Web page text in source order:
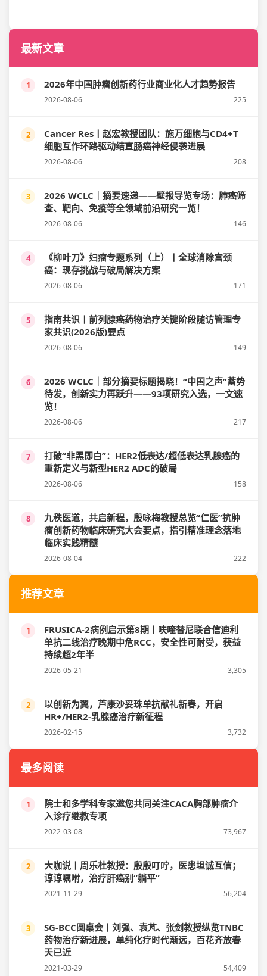
最新文章
1 2026年中国肿瘤创新药行业商业化人才趋势报告
2026-08-06 225
2
Cancer Res丨赵宏教授团队：施万细胞与CD4+T
细胞互作环路驱动结直肠癌神经侵袭进展
2026-08-06 208
3
2026 WCLC｜摘要速递——壁报导览专场：肺癌筛
查、靶向、免疫等全领域前沿研究一览！
2026-08-06 146
4
《柳叶刀》妇瘤专题系列（上）丨全球消除宫颈
癌：现存挑战与破局解决方案
2026-08-06 171
5
指南共识丨前列腺癌药物治疗关键阶段随访管理专
家共识(2026版)要点
2026-08-06 149
6
2026 WCLC｜部分摘要标题揭晓！“中国之声”蓄势
待发，创新实力再跃升——93项研究入选，一文速
览！
2026-08-06 217
7
打破“非黑即白”：HER2低表达/超低表达乳腺癌的
重新定义与新型HER2 ADC的破局
2026-08-06 158
8
九秩医道，共启新程，殷咏梅教授总览“仁医”抗肿
瘤创新药物临床研究大会要点，指引精准理念落地
临床实践精髓
2026-08-04 222
推荐文章
1
FRUSICA-2病例启示第8期丨呋喹替尼联合信迪利
单抗二线治疗晚期中危RCC，安全性可耐受，获益
持续超2年半
2026-05-21 3,305
2
以创新为翼，芦康沙妥珠单抗献礼新春，开启
HR+/HER2-乳腺癌治疗新征程
2026-02-15 3,732
最多阅读
1
院士和多学科专家邀您共同关注CACA胸部肿瘤介
入诊疗继教专项
2022-03-08 73,967
2
大咖说丨周乐杜教授：殷殷叮咛，医患坦诚互信；
谆谆嘱咐，治疗肝癌别“躺平”
2021-11-29 56,204
3
SG-BCC圆桌会丨刘强、袁芃、张剑教授纵览TNBC
药物治疗新进展，单纯化疗时代渐远，百花齐放春
天已近
2021-03-29 54,409